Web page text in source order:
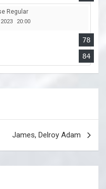
Regular
20:00
78
84
James, Delroy Adam